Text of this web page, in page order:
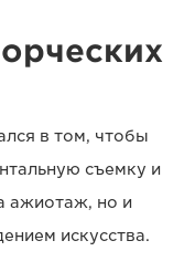
в том, чтобы
съемку и
ажиотаж, но и
искусства.